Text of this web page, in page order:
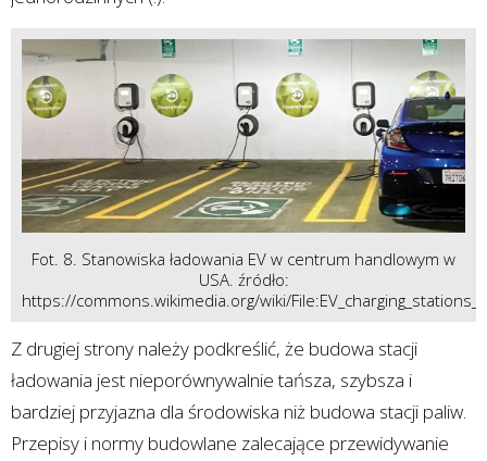
Fot. 8. Stanowiska ładowania EV w centrum handlowym w
USA. źródło:
https://commons.wikimedia.org/wiki/
Z drugiej strony należy podkreślić, że budowa stacji
ładowania jest nieporównywalnie tańsza, szybsza i
bardziej przyjazna dla środowiska niż budowa stacji paliw.
Przepisy i normy budowlane zalecające przewidywanie